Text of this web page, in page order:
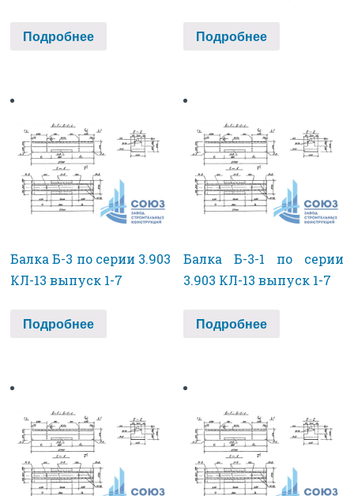
Подробнее Подробнее
Балка Б-3 по серии 3.903
КЛ-13 выпуск 1-7
Подробнее
Балка Б-3-1 по серии
3.903 КЛ-13 выпуск 1-7
Подробнее